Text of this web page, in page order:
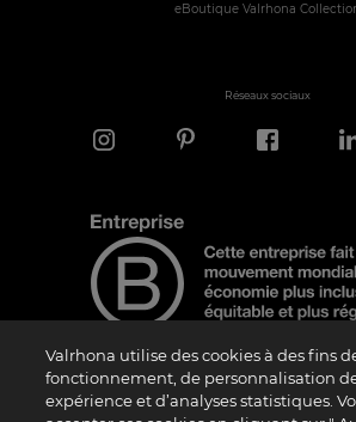
eBoutique Valrhona
Réseaux sociaux
Note d'information
Valrhona utilise des cookies à des fins
fonctionnement, de personnalisation
expérience et d’analyses statistiques.